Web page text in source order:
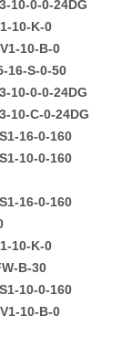
10-0-0-24DG
10-K-0
10-B-0
16-S-0-50
10-0-0-24DG
10-C-0-24DG
16-0-160
10-0-160
16-0-160
10-K-0
B-30
10-0-160
10-B-0